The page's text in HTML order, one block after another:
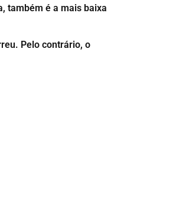
também é a mais baixa
Pelo contrário, o